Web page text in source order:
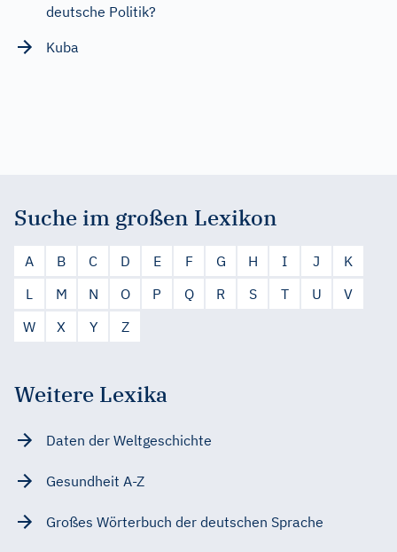
deutsche Politik?
Kuba
Suche im großen Lexikon
A B C D E F G H I J
K
L
M N O P Q R S T U
V
W
X Y Z
Weitere Lexika
Daten der Weltgeschichte
Gesundheit A-Z
Großes Wörterbuch der deutschen Sprache